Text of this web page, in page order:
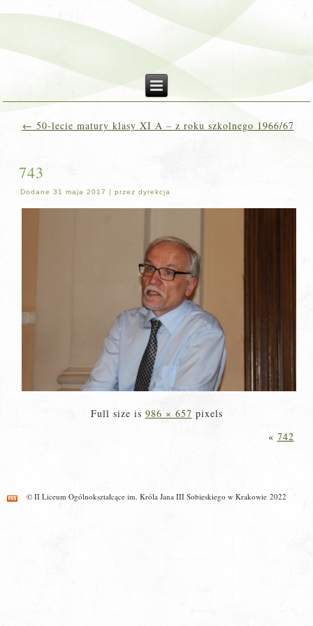
← 50-lecie matury klasy XI A – z roku szkolnego 1966/67
743
Dodane 31 maja 2017 |przez dyrekcja
Full size is 986 × 657 pixels
« 742
© II Liceum Ogólnokształcące im. Króla Jana III Sobieskiego w Krakowie 2022